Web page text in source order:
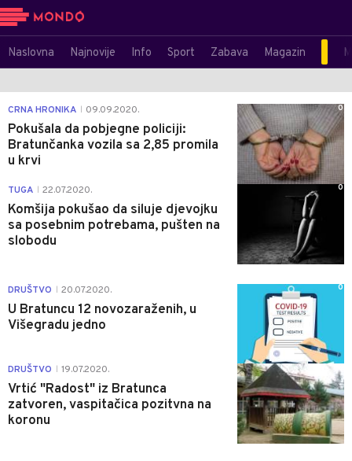
Naslovna Najnovije Info Sport Zabava Magazin
CRNA HRONIKA 09.09.2020.
Pokušala da pobjegne policiji:
Bratunčanka vozila sa 2,85 promila
u krvi
0
TUGA 22.07.2020.
Komšija pokušao da siluje djevojku
sa posebnim potrebama, pušten na
slobodu
0
DRUŠTVO 20.07.2020.
U Bratuncu 12 novozaraženih, u
Višegradu jedno
0
DRUŠTVO 19.07.2020.
Vrtić "Radost" iz Bratunca
zatvoren, vaspitačica pozitvna na
koronu